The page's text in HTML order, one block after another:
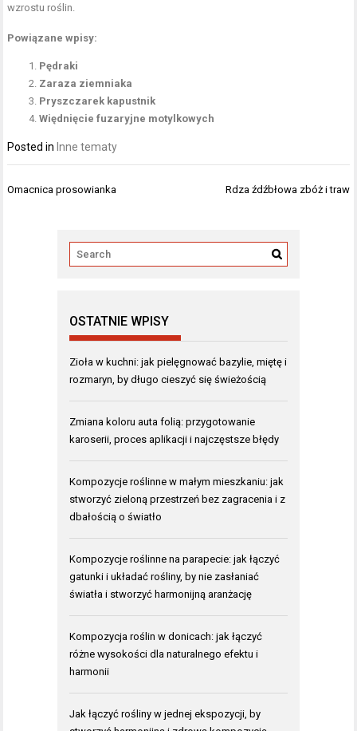
wzrostu roślin.
Powiązane wpisy:
Pędraki
Zaraza ziemniaka
Pryszczarek kapustnik
Więdnięcie fuzaryjne motylkowych
Posted in Inne tematy
Nawigacja
Omacnica prosowianka Rdza źdźbłowa zbóż i traw
OSTATNIE WPISY
Zioła w kuchni: jak pielęgnować bazylie, miętę i
rozmaryn, by długo cieszyć się świeżością
Zmiana koloru auta folią: przygotowanie
karoserii, proces aplikacji i najczęstsze błędy
Kompozycje roślinne w małym mieszkaniu: jak
stworzyć zieloną przestrzeń bez zagracenia i z
dbałością o światło
Kompozycje roślinne na parapecie: jak łączyć
gatunki i układać rośliny, by nie zasłaniać
światła i stworzyć harmonijną aranżację
Kompozycja roślin w donicach: jak łączyć
różne wysokości dla naturalnego efektu i
harmonii
Jak łączyć rośliny w jednej ekspozycji, by